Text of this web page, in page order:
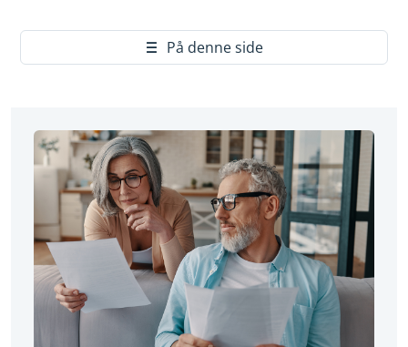
På denne side